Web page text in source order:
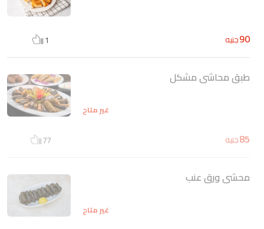
90جنيه 1
طبق محاشى مشكل
غير متاح
85جنيه 77
محشى ورق عنب
غير متاح